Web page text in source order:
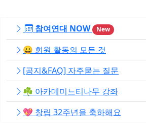
참여연대 NOW New
😀 회원 활동의 모든 것
[공지&FAQ] 자주묻는 질문
☘️ 아카데미느티나무 강좌
💖 창립 32주년을 축하해요